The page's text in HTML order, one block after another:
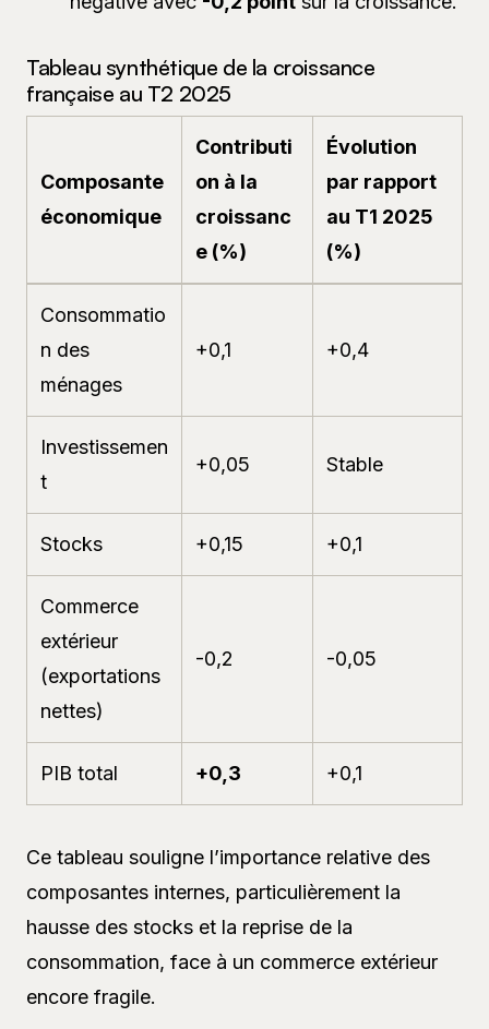
Tableau synthétique de la croissance
française au T2 2025
Composante
économique
Contributi
on à la
croissanc
e (%)
Évolution
par rapport
au T1 2025
(%)
Consommatio
n des
ménages
+0,1 +0,4
Investissemen
t
+0,05 Stable
Stocks +0,15 +0,1
Commerce
extérieur
(exportations
nettes)
-0,2 -0,05
PIB total +0,3 +0,1
Ce tableau souligne l’importance relative des
composantes internes, particulièrement la
hausse des stocks et la reprise de la
consommation, face à un commerce extérieur
encore fragile.